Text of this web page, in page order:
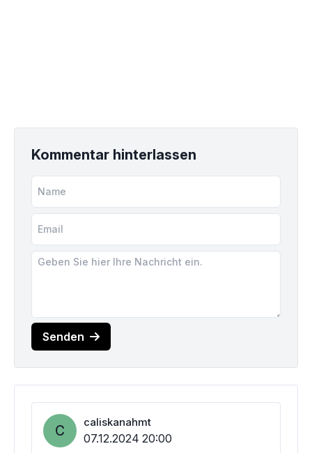
Kommentar hinterlassen
Senden
C caliskanahmt
07.12.2024 20:00